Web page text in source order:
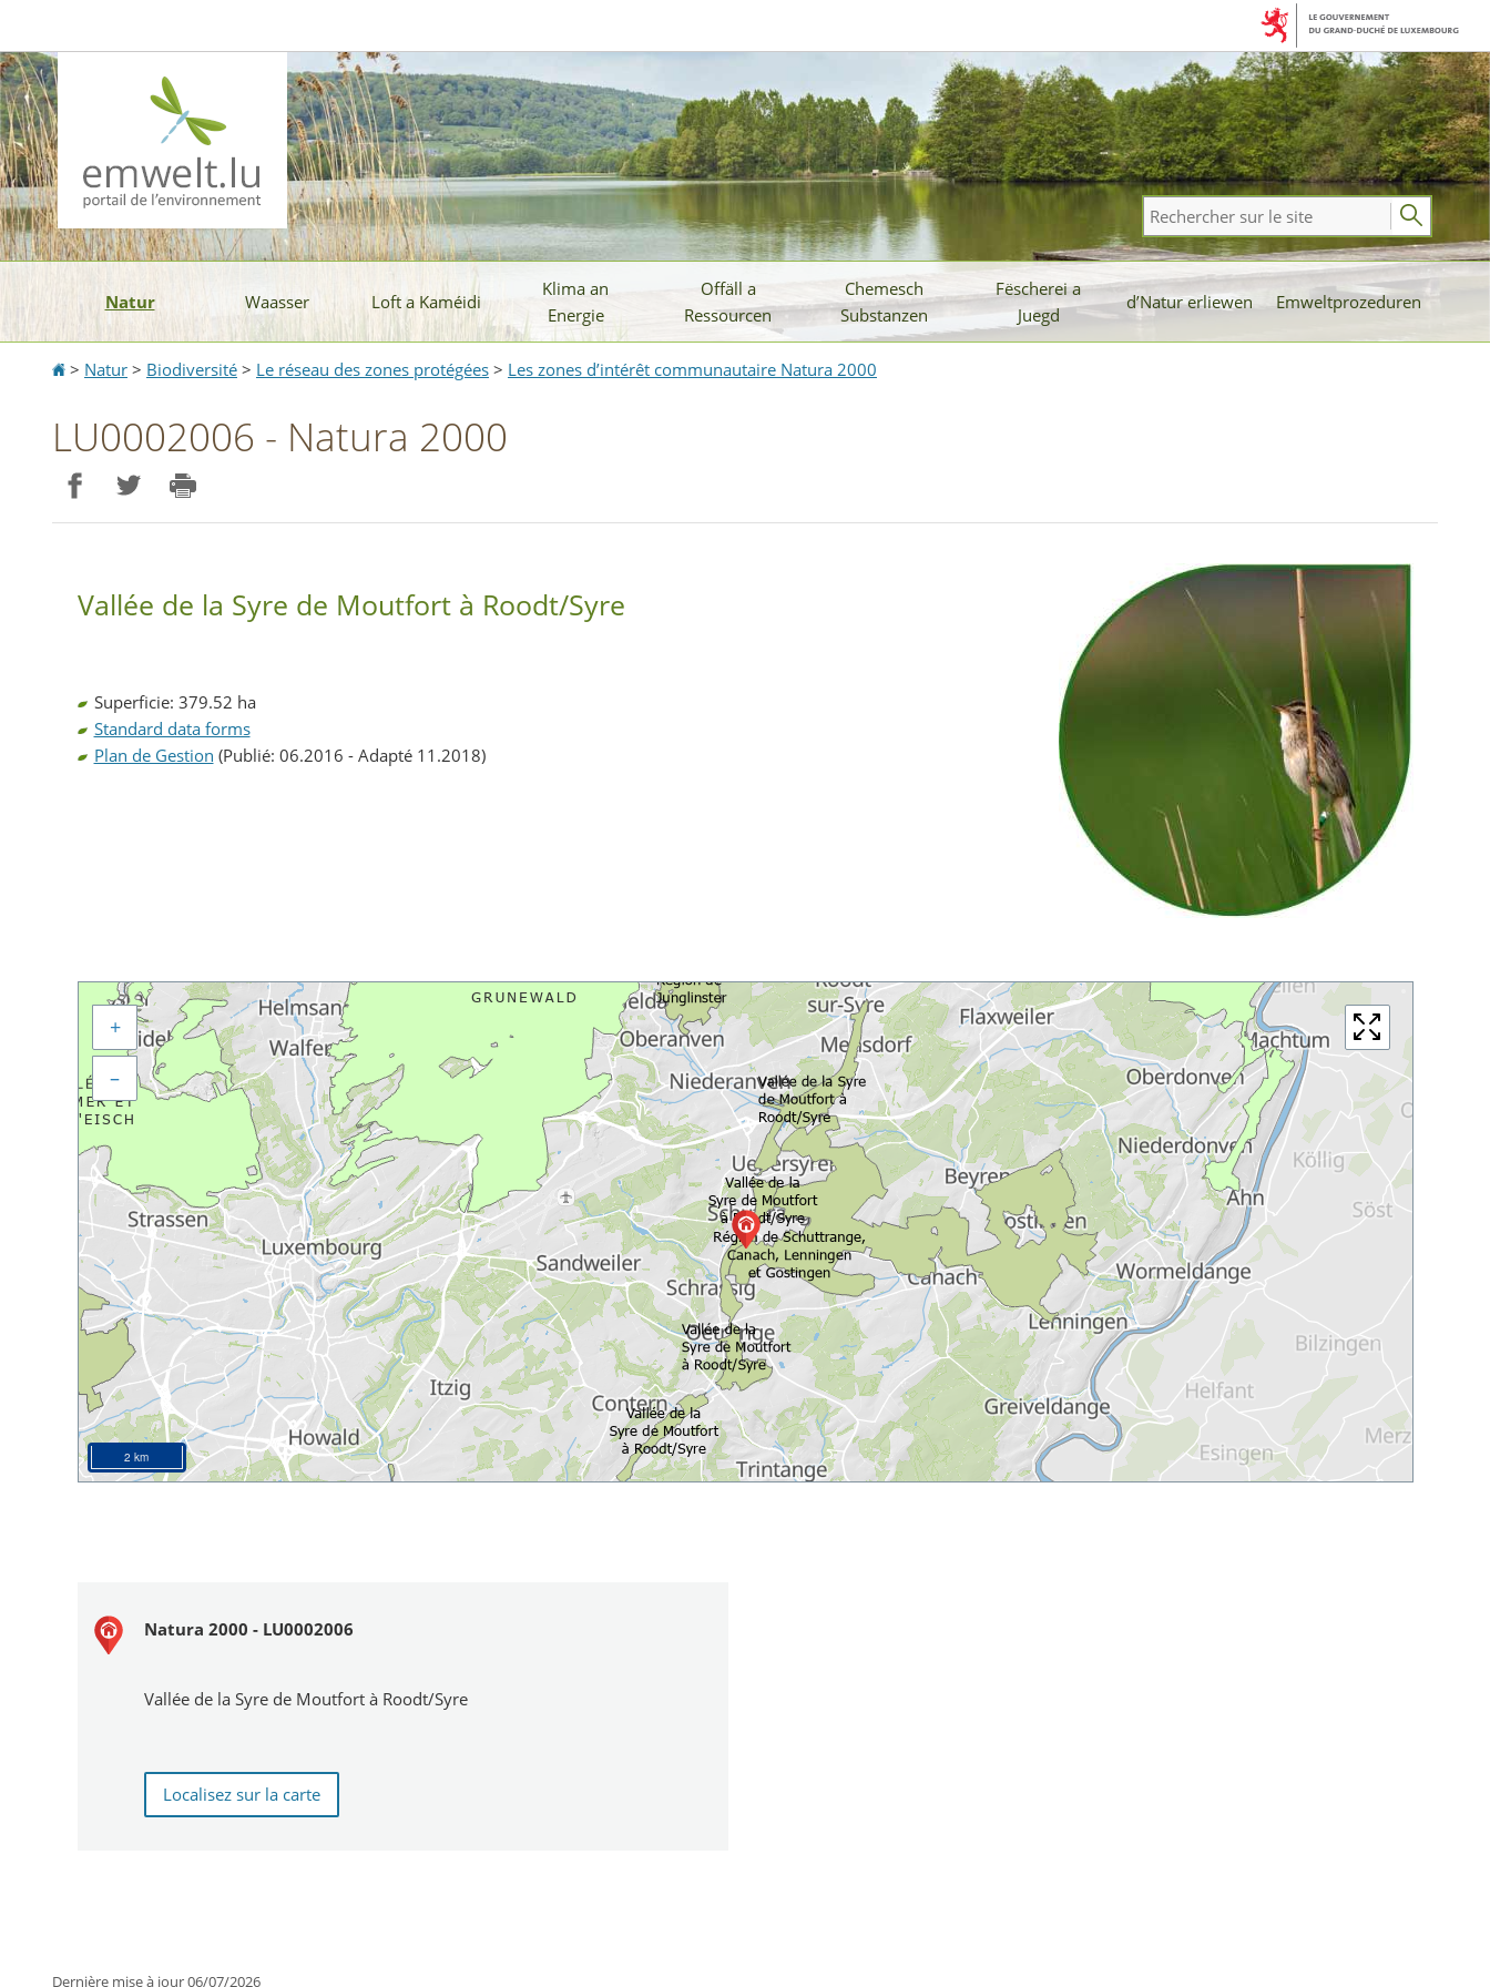
la
navigation
contenu
Natur Waasser Loft a Kaméidi
Klima an
Energie
Offäll a
Ressourcen
Chemesch
Substanzen
Fëscherei a
Juegd
d’Natur erliewen Emweltprozeduren
Rechercher
sur
le
site
Accueil
> Natur > Biodiversité > Le réseau des zones protégées > Les zones d’intérêt communautaire Natura 2000
LU0002006 - Natura 2000
Vallée de la Syre de Moutfort à Roodt/Syre
Superficie: 379.52 ha
Standard data forms
Plan de Gestion (Publié: 06.2016 - Adapté 11.2018)
+
–
2 km
Natura 2000 - LU0002006
Vallée de la Syre de Moutfort à Roodt/Syre
Localisez sur la carte
Dernière mise à jour06/07/2026